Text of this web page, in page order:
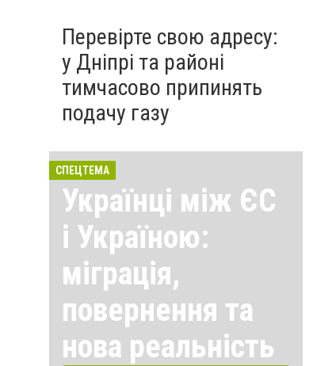
Перевірте свою адресу:
у Дніпрі та районі
тимчасово припинять
подачу газу
СПЕЦТЕМА
Українці між ЄС
і Україною:
міграція,
повернення та
нова реальність